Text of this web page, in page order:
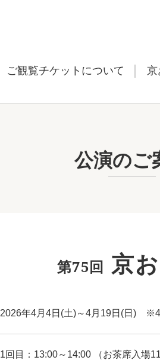
ご観覧チケットについて 京
公演のご
第75回 京
2026年4月4日(土)～4月19日(日)
1回目：13:00～14:00 （お茶席入場